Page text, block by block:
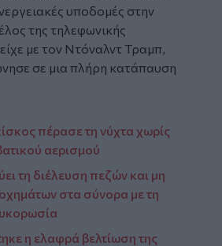
υποδομές στην
της τηλεφωνικής
με τον Ντόναλντ Τραμπ,
σε μια πλήρη κατάπαυση
πέρασε τη νύχτα χωρίς
αερισμού
τη διέλευση πεζών και μη
στα σύνορα με τη
η ελαφρά βελτίωση της